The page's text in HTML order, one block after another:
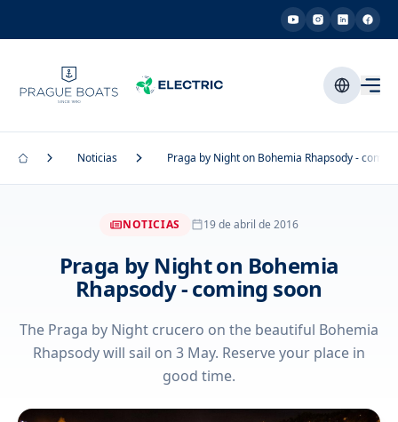
Noticias Praga by Night on Bohemia Rhapsody -
NOTICIAS 19 de abril de 2016
Praga by Night on Bohemia
Rhapsody - coming soon
The Praga by Night crucero on the beautiful Bohemia
Rhapsody will sail on 3 May. Reserve your place in
good time.